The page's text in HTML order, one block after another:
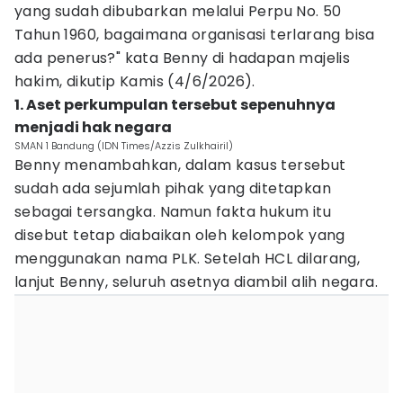
yang sudah dibubarkan melalui Perpu No. 50
Tahun 1960, bagaimana organisasi terlarang bisa
ada penerus?" kata Benny di hadapan majelis
hakim, dikutip Kamis (4/6/2026).
1. Aset perkumpulan tersebut sepenuhnya
menjadi hak negara
SMAN 1 Bandung (IDN Times/Azzis Zulkhairil)
Benny menambahkan, dalam kasus tersebut
sudah ada sejumlah pihak yang ditetapkan
sebagai tersangka. Namun fakta hukum itu
disebut tetap diabaikan oleh kelompok yang
menggunakan nama PLK. Setelah HCL dilarang,
lanjut Benny, seluruh asetnya diambil alih negara.